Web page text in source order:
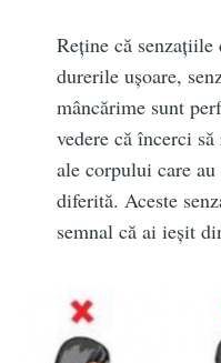
Reține că
durerile ușoare,
mâncărime sunt
vedere că încerci
ale corpului care
diferită. Aceste
semnal că ai ieșit